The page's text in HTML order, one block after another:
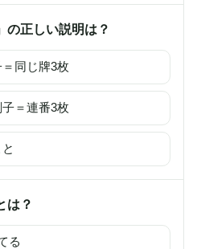
の正しい説明は？
同じ牌3枚
＝連番3枚
は？
る